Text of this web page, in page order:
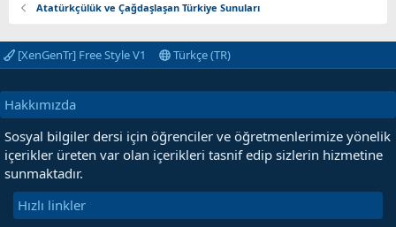
Atatürkçülük ve Çağdaşlaşan Türkiye Sunuları
[XenGenTr] Free Style V1 Türkçe (TR)
Hakkımızda
Sosyal bilgiler dersi için öğrenciler ve öğretmenlerimize yönelik
içerikler üreten var olan içerikleri tasnif edip sizlerin hizmetine
sunmaktadır.
Hızlı linkler